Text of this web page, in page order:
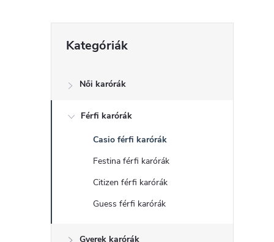
O
d
ó
átugrása
Kategóriák
Női karórák
Férfi karórák
Casio férfi karórák
Festina férfi karórák
Citizen férfi karórák
Guess férfi karórák
Gyerek karórák